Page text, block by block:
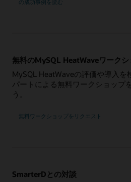
Solmare
の成功事例を読む
無料のMySQL HeatWaveワークシ
MySQL HeatWaveの評価や導入を
パートによる無料ワークショップ
う。
無料ワークショップをリクエスト
SmarterDとの対談